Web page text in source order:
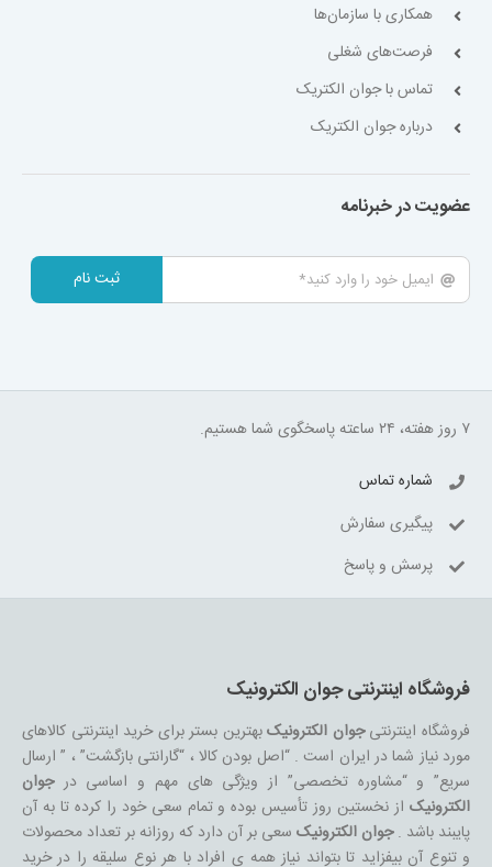
همکاری با سازمان‌ها
فرصت‌های شغلی
تماس با جوان الکتریک
درباره جوان الکتریک
عضویت در خبرنامه
ثبت نام
۷ روز هفته، ۲۴ ساعته پاسخگوی شما هستیم.
شماره تماس
پیگیری سفارش
پرسش و پاسخ
فروشگاه اینترنتی جوان الکترونیک
فروشگاه اینترنتیجوان الکترونیکبهترین بستر برای خرید اینترنتی کالاهای
مورد نیاز شما در ایران است . “اصل بودن کالا ، “گارانتی بازگشت” ، ” ارسال
سریع” و “مشاوره تخصصی” از ویژگی های مهم و اساسی درجوان
الکترونیکاز نخستین روز تأسیس بوده و تمام سعی خود را کرده تا به آن
پایبند باشد .جوان الکترونیکسعی بر آن دارد که روزانه بر تعداد محصولات
و تنوع آن بیفزاید تا بتواند نیاز همه ی افراد با هر نوع سلیقه را در خرید